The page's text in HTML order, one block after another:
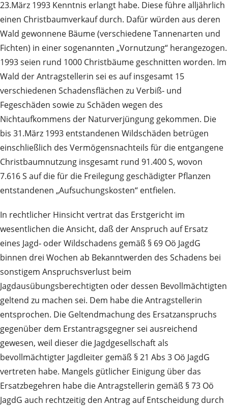
23.März 1993 Kenntnis erlangt habe. Diese führe alljährlich
einen Christbaumverkauf durch. Dafür würden aus deren
Wald gewonnene Bäume (verschiedene Tannenarten und
Fichten) in einer sogenannten „Vornutzung“ herangezogen.
1993 seien rund 1000 Christbäume geschnitten worden. Im
Wald der Antragstellerin sei es auf insgesamt 15
verschiedenen Schadensflächen zu Verbiß‑ und
Fegeschäden sowie zu Schäden wegen des
Nichtaufkommens der Naturverjüngung gekommen. Die
bis 31.März 1993 entstandenen Wildschäden betrügen
einschließlich des Vermögensnachteils für die entgangene
Christbaumnutzung insgesamt rund 91.400 S, wovon
7.616 S auf die für die Freilegung geschädigter Pflanzen
entstandenen „Aufsuchungskosten“ entfielen.
In rechtlicher Hinsicht vertrat das Erstgericht im
wesentlichen die Ansicht, daß der Anspruch auf Ersatz
eines Jagd‑ oder Wildschadens gemäß § 69 Oö JagdG
binnen drei Wochen ab Bekanntwerden des Schadens bei
sonstigem Anspruchsverlust beim
Jagdausübungsberechtigten oder dessen Bevollmächtigten
geltend zu machen sei. Dem habe die Antragstellerin
entsprochen. Die Geltendmachung des Ersatzanspruchs
gegenüber dem Erstantragsgegner sei ausreichend
gewesen, weil dieser die Jagdgesellschaft als
bevollmächtigter Jagdleiter gemäß § 21 Abs 3 Oö JagdG
vertreten habe. Mangels gütlicher Einigung über das
Ersatzbegehren habe die Antragstellerin gemäß § 73 Oö
JagdG auch rechtzeitig den Antrag auf Entscheidung durch